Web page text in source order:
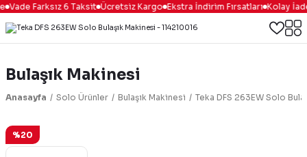
Vade Farksız 6 Taksit Ücretsiz Kargo Ekstra İndirim Fırsatları Kolay
Bulaşık Makinesi
Anasayfa Solo Ürünler Bulaşık Makinesi Teka DFS 263EW Solo
%20